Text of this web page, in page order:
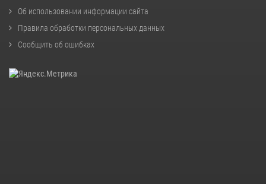
Об использовании информации сайта
Правила обработки персональных данных
Сообщить об ошибках